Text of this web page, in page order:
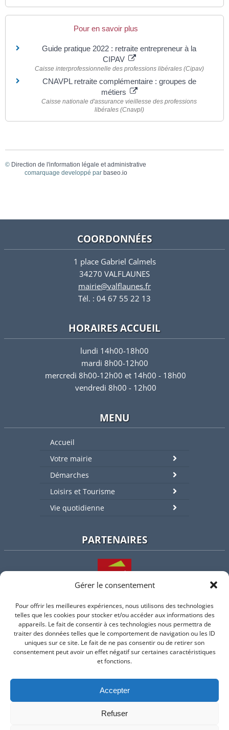
Gérer le consentement
Pour offrir les meilleures expériences, nous utilisons des technologies
telles que les cookies pour stocker et/ou accéder aux informations des
appareils. Le fait de consentir à ces technologies nous permettra de
traiter des données telles que le comportement de navigation ou les ID
uniques sur ce site. Le fait de ne pas consentir ou de retirer son
consentement peut avoir un effet négatif sur certaines caractéristiques
et fonctions.
Accepter
Refuser
Pour en savoir plus
Guide pratique 2022 : retraite entrepreneur à la
CIPAV
Caisse interprofessionnelle des professions libérales (Cipav)
CNAVPL retraite complémentaire : groupes de
métiers
Caisse nationale d'assurance vieillesse des professions
libérales (Cnavpl)
© Direction de l'information légale et administrative
comarquage developpé par baseo.io
COORDONNÉES
1 place Gabriel Calmels
34270 VALFLAUNES
mairie@valflaunes.fr
Tél. : 04 67 55 22 13
HORAIRES ACCUEIL
lundi 14h00-18h00
mardi 8h00-12h00
mercredi 8h00-12h00 et 14h00 - 18h00
vendredi 8h00 - 12h00
MENU
Accueil
Votre mairie
Démarches
Loisirs et Tourisme
Vie quotidienne
PARTENAIRES
L'intercommunalité
Intramuros
Suivez-nous sur Facebook